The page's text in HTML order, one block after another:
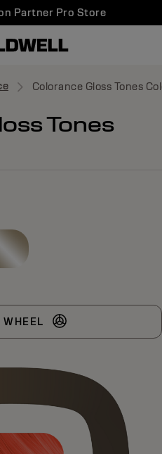
Partner Pro Store
Colorance Gloss Tones
Tones
WHEEL